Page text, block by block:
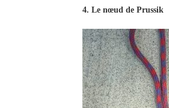
4. Le nœud de Prussik